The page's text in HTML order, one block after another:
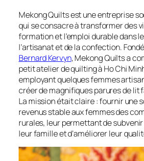
Mekong Quilts est une entreprise
qui se consacre à transformer des
formation et l’emploi durable dans
l’artisanat et de la confection.
Bernard Kervyn, Mekong Quilts a
petit atelier de quilting à Ho Chi
employant quelques femmes
créer de magnifiques parures de lit
La mission était claire : fournir une
revenus stable aux femmes des
rurales, leur permettant de
leur famille et d’améliorer leur